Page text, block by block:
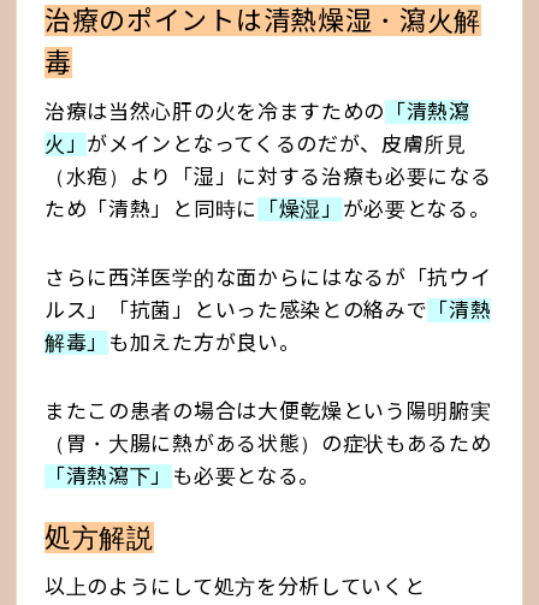
治療のポイントは清熱燥湿・瀉火解
毒
治療は当然心肝の火を冷ますための 「清熱瀉
火」 がメインとなってくるのだが、皮膚所見
（水疱）より「湿」に対する治療も必要になる
ため「清熱」と同時に
「燥湿」 が必要となる。
さらに西洋医学的な面からにはなるが「抗ウイ
ルス」「抗菌」といった感染との絡みで 「清熱
解毒」 も加えた方が良い。
またこの患者の場合は大便乾燥という陽明腑実
（胃・大腸に熱がある状態）の症状もあるため
「清熱瀉下」 も必要となる。
処方解説
以上のようにして処方を分析していくと